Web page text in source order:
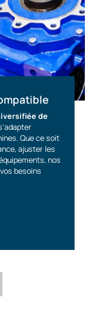
de
Que ce soit
ajuster les
nos
besoins